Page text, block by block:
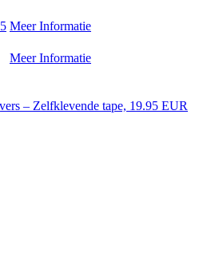
Meer Informatie
Meer Informatie